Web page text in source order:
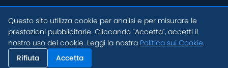
© 2026 Active
Theory, Inc.
Politica sulla
privacy
Termini di servizio
Impostazioni
Questo sito utilizza cookie per analisi e per misurare le
prestazioni pubblicitarie. Cliccando "Accetta", accetti il
nostro uso dei cookie. Leggi la nostra Politica sui Cookie.
Rifiuta
Accetta